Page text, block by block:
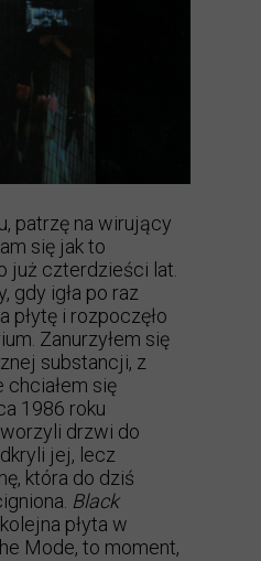
patrzę na wirujący
się jak to
już czterdzieści lat.
gdy igła po raz
płytę i rozpoczęło
Zanurzyłem się
substancji, z
chciałem się
1986 roku
drzwi do
jej, lecz
która do dziś
Black
płyta w
Mode, to moment,